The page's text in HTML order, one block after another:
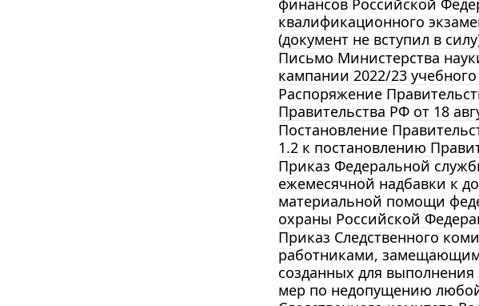
финансов Российской
квалификационного
(документ не вступил в
Письмо Министерства
кампании 2022/23 учебного
Распоряжение
Правительства РФ от 18
Постановление
1.2 к постановлению
Приказ Федеральной
ежемесячной надбавки к
материальной помощи
охраны Российской
Приказ Следственного
работниками,
созданных для
мер по недопущению